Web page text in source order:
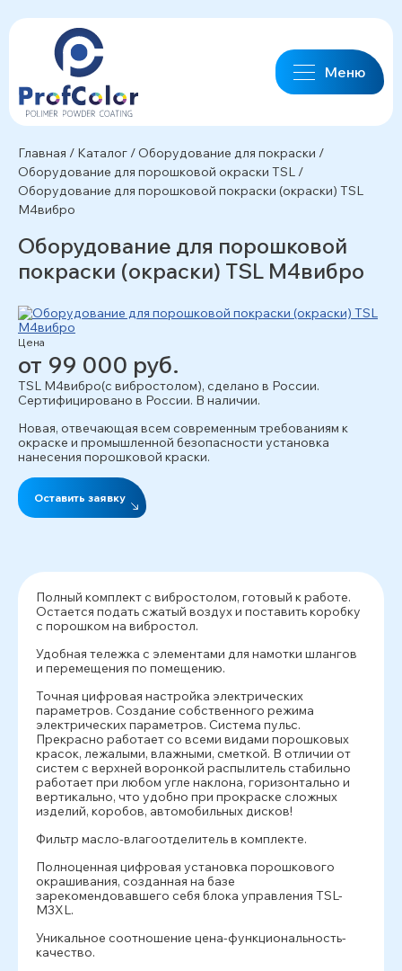
Меню
Главная / Каталог / Оборудование для покраски /
Оборудование для порошковой окраски TSL /
Оборудование для порошковой покраски (окраски) TSL
M4вибро
Оборудование для порошковой
покраски (окраски) TSL M4вибро
Цена
от 99 000 руб.
TSL M4вибро(с вибростолом), сделано в России.
Сертифицировано в России. В наличии.
Новая, отвечающая всем современным требованиям к
окраске и промышленной безопасности установка
нанесения порошковой краски.
Оставить заявку
Полный комплект с вибростолом, готовый к работе.
Остается подать сжатый воздух и поставить коробку
с порошком на вибростол.
Удобная тележка с элементами для намотки шлангов
и перемещения по помещению.
Точная цифровая настройка электрических
параметров. Создание собственного режима
электрических параметров. Система пульс.
Прекрасно работает со всеми видами порошковых
красок, лежалыми, влажными, сметкой. В отличии от
систем с верхней воронкой распылитель стабильно
работает при любом угле наклона, горизонтально и
вертикально, что удобно при прокраске сложных
изделий, коробов, автомобильных дисков!
Фильтр масло-влагоотделитель в комплекте.
Полноценная цифровая установка порошкового
окрашивания, созданная на базе
зарекомендовавшего себя блока управления TSL-
M3XL.
Уникальное соотношение цена-функциональность-
качество.